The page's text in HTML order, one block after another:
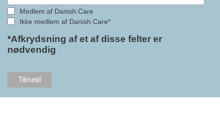
alle formaliteterne nu er på plads
i samarbejdet mellem
Danish.Care og DI glæder
bestyrelsesleder i Danish.Care,
Claus Ipsen. Han betragter
fremtidssikring af Danish.Care,
som både er med til at styrke
brancheforeningen i sig selv,
Medlem af Danish.Care
Ikke medlem af Danish.Care*
*Afkrydsning af et af disse felter er
nødvendig